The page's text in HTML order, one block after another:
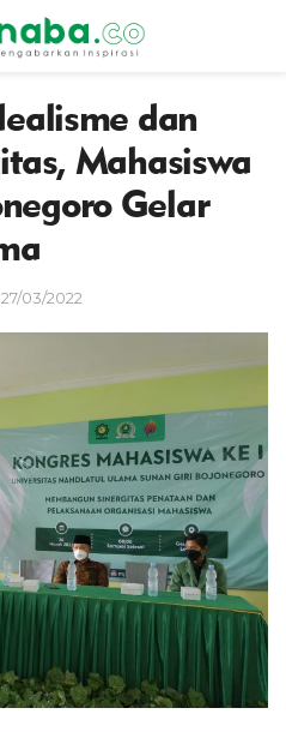
dan
Mahasiswa
Gelar
27/03/2022